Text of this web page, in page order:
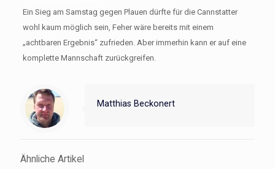
Ein Sieg am Samstag gegen Plauen dürfte für die Cannstatter
wohl kaum möglich sein, Feher wäre bereits mit einem
„achtbaren Ergebnis“ zufrieden. Aber immerhin kann er auf eine
komplette Mannschaft zurückgreifen.
Matthias Beckonert
Ähnliche Artikel